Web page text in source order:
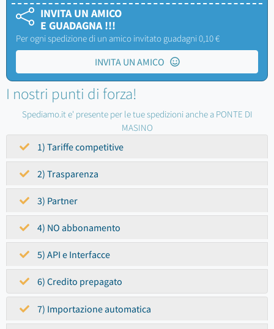
INVITA UN AMICO
E GUADAGNA !!!
Per ogni spedizione di un amico invitato guadagni 0,10 €
INVITA UN AMICO
I nostri punti di forza!
Spediamo.it e' presente per le tue spedizioni anche a PONTE DI
MASINO
1) Tariffe competitive
2) Trasparenza
3) Partner
4) NO abbonamento
5) API e Interfacce
6) Credito prepagato
7) Importazione automatica